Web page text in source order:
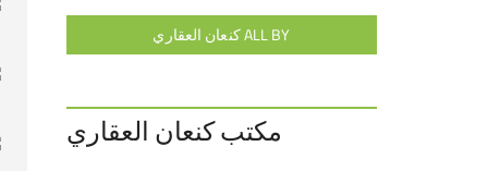
ALL BY كنعان العقاري
مكتب كنعان العقاري